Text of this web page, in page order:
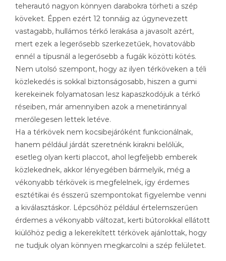
teherautó nagyon könnyen darabokra törheti a szép
köveket. Éppen ezért 12 tonnáig az úgynevezett
vastagabb, hullámos térkő lerakása a javasolt azért,
mert ezek a legerősebb szerkezetűek, hovatovább
ennél a típusnál a legerősebb a fugák közötti kötés.
Nem utolsó szempont, hogy az ilyen térköveken a téli
közlekedés is sokkal biztonságosabb, hiszen a gumi
kerekeinek folyamatosan lesz kapaszkodójuk a térkő
réseiben, már amennyiben azok a menetiránnyal
merőlegesen lettek letéve.
Ha a térkövek nem kocsibejáróként funkcionálnak,
hanem például járdát szeretnénk kirakni belőlük,
esetleg olyan kerti placcot, ahol legfeljebb emberek
közlekednek, akkor lényegében bármelyik, még a
vékonyabb térkövek is megfelelnek, így érdemes
esztétikai és ésszerű szempontokat figyelembe venni
a kiválasztáskor. Lépcsőhöz például értelemszerűen
érdemes a vékonyabb változat, kerti bútorokkal ellátott
kiülőhöz pedig a lekerekített térkövek ajánlottak, hogy
ne tudjuk olyan könnyen megkarcolni a szép felületet.